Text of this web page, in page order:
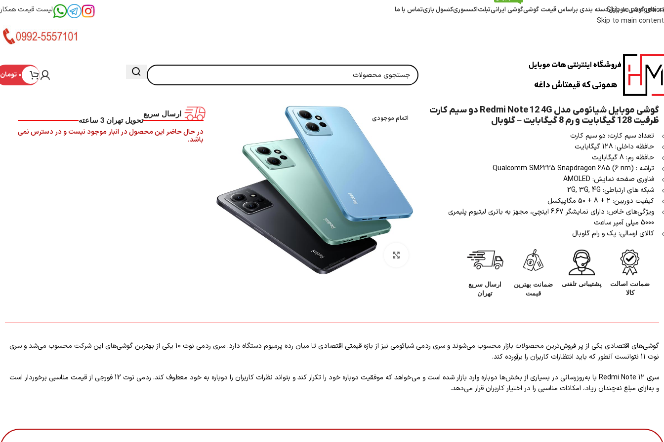
Skip to navigation
Skip to main content
های گوشی موبایلدسته بندی براساس قیمت گوشیگوشی ایرانیتبلتاکسسوریکنسول بازیتماس با ما لیست قیمت
0 تومان
گوشی موبایل شیائومی مدل Redmi Note 12 4G دو سیم کارت
ظرفیت 128 گیگابایت و رم 8 گیگابایت – گلوبال
تعداد سیم کارت: دو سیم کارت
حافظه داخلی: 128 گیگابایت
حافظه رم: 8 گیگابایت
تراشه : Qualcomm SM6225 Snapdragon 685 (6 nm)
فناوری صفحه نمایش: AMOLED
شبکه های ارتباطی: 2G, 3G, 4G
کیفیت دوربین: 2 + 8 + 50 مگاپیکسل
ویژگی‌های خاص: دارای نمایشگر 6.67 اینچی، مجهز به باتری لیتیوم پلیمری
5000 میلی آمپر ساعت
کالای ارسالی: پک و رام گلوبال
ضمانت اصالت
کالا
پشتیبانی تلفنی
ضمانت بهترین
قیمت
ارسال سریع
تهران
اتمام موجودی
بزرگنمایی تصویر
ارسال سریع
تحویل تهران 3 ساعته
در حال حاضر این محصول در انبار موجود نیست و در دسترس نمی
باشد.
گوشی‌های اقتصادی یکی از پر فروش‌ترین محصولات بازار محسوب می‌شوند و سری ردمی شیائومی نیز از بازه قیمتی اقتصادی تا میان رده پرمیوم دستگاه دارد. سری ردمی نوت 10 یکی از بهترین گوشی‌های این شرکت محسوب می‌شد و سری
نوت 11 نتوانست آنطور که باید انتظارات کاربران را برآورده کند.
سری Redmi Note 12 با به‌روزرسانی در بسیاری از بخش‌ها دوباره وارد بازار شده است و می‌خواهد که موفقیت دوباره خود را تکرار کند و بتواند نظرات کاربران را دوباره به خود معطوف کند. ردمی نوت 12 فورجی از قیمت مناسبی برخوردار است
و به‌ازای مبلغ نه‌چندان زیاد، امکانات مناسبی را در اختیار کاربران قرار می‌دهد.